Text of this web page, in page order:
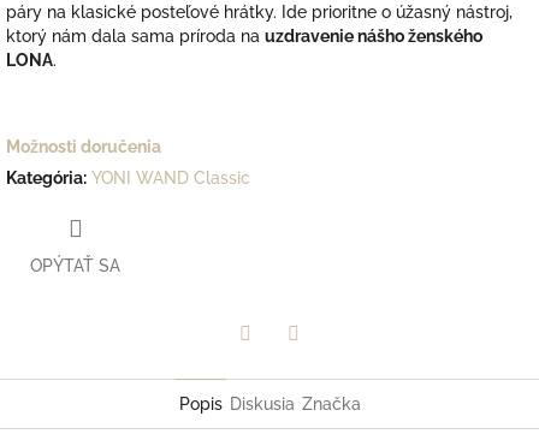
páry na klasické posteľové hrátky. Ide prioritne o úžasný nástroj,
ktorý nám dala sama príroda na uzdravenie nášho ženského
LONA.
Možnosti doručenia
Kategória: YONI WAND Classic
OPÝTAŤ SA
Popis Diskusia Značka